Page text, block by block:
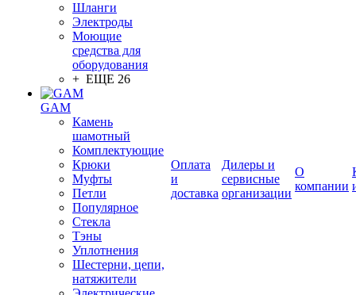
Шланги
Электроды
Моющие
средства для
оборудования
+ ЕЩЕ 26
GAM
Камень
шамотный
Комплектующие
Крюки
Муфты
Петли
Популярное
Стекла
Тэны
Уплотнения
Шестерни, цепи,
натяжители
Оплата
и
доставка
Дилеры и
сервисные
организации
О
компании